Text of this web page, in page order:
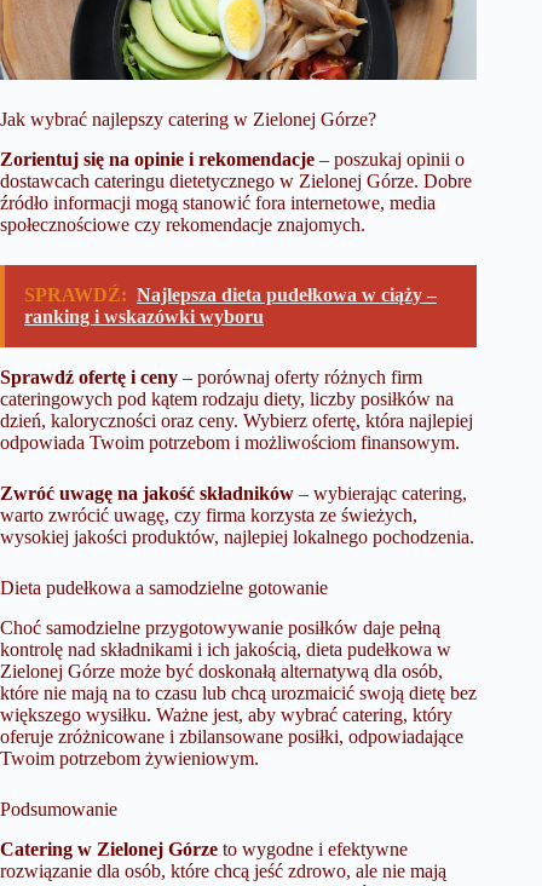
Jak wybrać najlepszy catering w Zielonej Górze?
Zorientuj się na opinie i rekomendacje – poszukaj opinii o
dostawcach cateringu dietetycznego w Zielonej Górze. Dobre
źródło informacji mogą stanowić fora internetowe, media
społecznościowe czy rekomendacje znajomych.
SPRAWDŹ: Najlepsza dieta pudełkowa w ciąży –
ranking i wskazówki wyboru
Sprawdź ofertę i ceny – porównaj oferty różnych firm
cateringowych pod kątem rodzaju diety, liczby posiłków na
dzień, kaloryczności oraz ceny. Wybierz ofertę, która najlepiej
odpowiada Twoim potrzebom i możliwościom finansowym.
Zwróć uwagę na jakość składników – wybierając catering,
warto zwrócić uwagę, czy firma korzysta ze świeżych,
wysokiej jakości produktów, najlepiej lokalnego pochodzenia.
Dieta pudełkowa a samodzielne gotowanie
Choć samodzielne przygotowywanie posiłków daje pełną
kontrolę nad składnikami i ich jakością, dieta pudełkowa w
Zielonej Górze może być doskonałą alternatywą dla osób,
które nie mają na to czasu lub chcą urozmaicić swoją dietę bez
większego wysiłku. Ważne jest, aby wybrać catering, który
oferuje zróżnicowane i zbilansowane posiłki, odpowiadające
Twoim potrzebom żywieniowym.
Podsumowanie
Catering w Zielonej Górze to wygodne i efektywne
rozwiązanie dla osób, które chcą jeść zdrowo, ale nie mają